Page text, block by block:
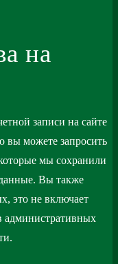
на
записи на сайте
вы можете запросить
мы сохранили
Вы также
это не включает
административных